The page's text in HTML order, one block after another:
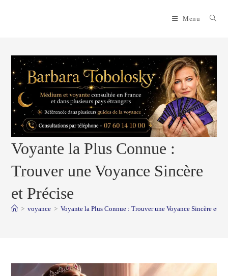
Menu
Voyante la Plus Connue :
Trouver une Voyance Sincère
et Précise
> voyance > Voyante la Plus Connue : Trouver une Voyance Sincère et